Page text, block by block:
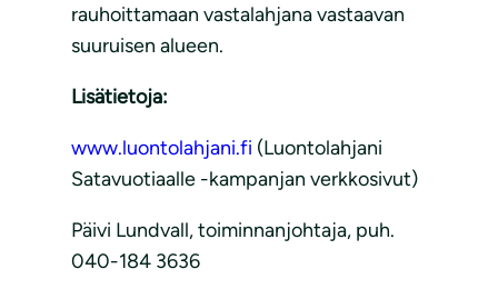
rauhoittamaan vastalahjana vastaavan
suuruisen alueen.
Lisätietoja:
www.luontolahjani.fi (Luontolahjani
Satavuotiaalle -kampanjan verkkosivut)
Päivi Lundvall, toiminnanjohtaja, puh.
040-184 3636